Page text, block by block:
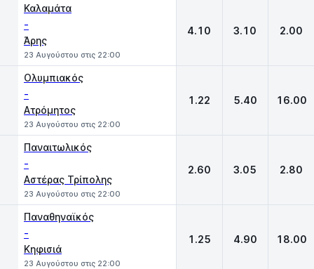
Καλαμάτα
-
Άρης
23 Αυγούστου στις 22:00
4.10 3.10 2.00
Ολυμπιακός
-
Ατρόμητος
23 Αυγούστου στις 22:00
1.22 5.40 16.00
Παναιτωλικός
-
Αστέρας Τρίπολης
23 Αυγούστου στις 22:00
2.60 3.05 2.80
Παναθηναϊκός
-
Κηφισιά
23 Αυγούστου στις 22:00
1.25 4.90 18.00